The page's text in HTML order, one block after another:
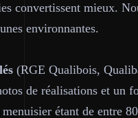
convertissent mieux.
environnantes.
(RGE Qualibois,
de réalisations et un
étant de entre